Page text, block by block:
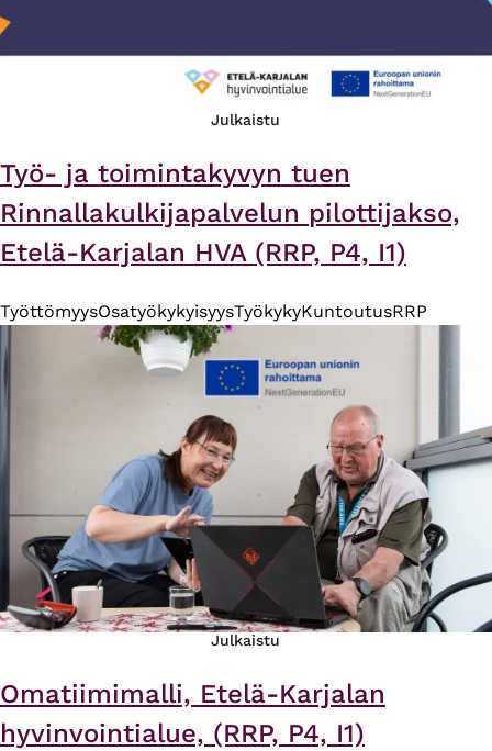
Julkaistu
Työ- ja toimintakyvyn tuen
Rinnallakulkijapalvelun pilottijakso,
Etelä-Karjalan HVA (RRP, P4, I1)
TyöttömyysOsatyökykyisyysTyökykyKuntoutusRRP
Julkaistu
Omatiimimalli, Etelä-Karjalan
hyvinvointialue, (RRP, P4, I1)